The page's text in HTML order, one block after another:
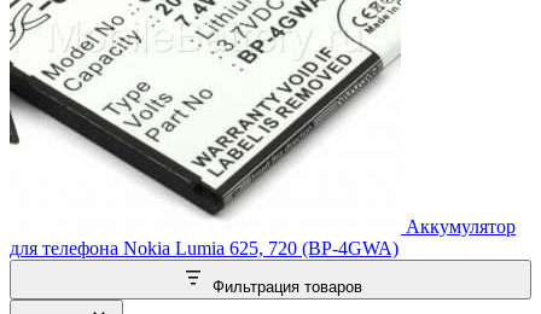
Аккумулятор
для телефона Nokia Lumia 625, 720 (BP-4GWA)
Фильтрация товаров